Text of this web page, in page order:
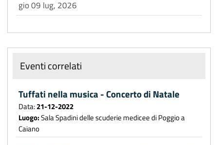
gio 09 lug, 2026
Eventi correlati
Tuffati nella musica - Concerto di Natale
Data:21-12-2022
Luogo:Sala Spadini delle scuderie medicee di Poggio a
Caiano